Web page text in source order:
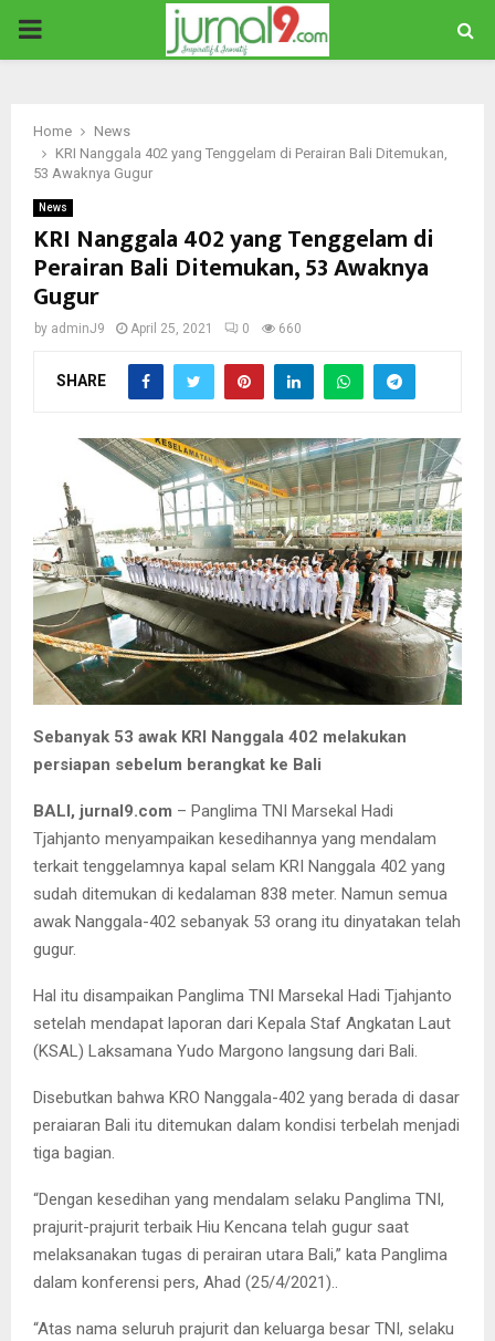
PRIMARY
Home
News
KRI Nanggala 402 yang Tenggelam di Perairan Bali Ditemukan,
53 Awaknya Gugur
News
KRI Nanggala 402 yang Tenggelam di
Perairan Bali Ditemukan, 53 Awaknya
Gugur
by adminJ9 April 25, 2021 0 660
SHARE
Sebanyak 53 awak KRI Nanggala 402 melakukan
persiapan sebelum berangkat ke Bali
BALI, jurnal9.com – Panglima TNI Marsekal Hadi
Tjahjanto menyampaikan kesedihannya yang mendalam
terkait tenggelamnya kapal selam KRI Nanggala 402 yang
sudah ditemukan di kedalaman 838 meter. Namun semua
awak Nanggala-402 sebanyak 53 orang itu dinyatakan telah
gugur.
Hal itu disampaikan Panglima TNI Marsekal Hadi Tjahjanto
setelah mendapat laporan dari Kepala Staf Angkatan Laut
(KSAL) Laksamana Yudo Margono langsung dari Bali.
Disebutkan bahwa KRO Nanggala-402 yang berada di dasar
peraiaran Bali itu ditemukan dalam kondisi terbelah menjadi
tiga bagian.
“Dengan kesedihan yang mendalam selaku Panglima TNI,
prajurit-prajurit terbaik Hiu Kencana telah gugur saat
melaksanakan tugas di perairan utara Bali,” kata Panglima
dalam konferensi pers, Ahad (25/4/2021)..
“Atas nama seluruh prajurit dan keluarga besar TNI, selaku